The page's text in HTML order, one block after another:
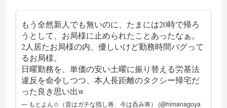
もう全然新人でも無いのに、たまには20時で帰ろ
うとして、お局様に止められたことあったなぁ。
2人居たお局様の内、優しいけど勤務時間バグって
るお局様。
日曜勤務を、単価の安い土曜に振り替える労基法
違反を命令しつつ、本人長距離のタクシー帰宅だ
った良き思い出w
— もとよん☆（昔はガチな指し将、今は呑み将） (@himanagoya